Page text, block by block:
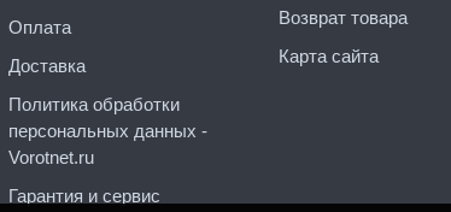
Оплата
Доставка
Политика обработки
персональных данных -
Vorotnet.ru
Гарантия и сервис
Возврат товара
Карта сайта